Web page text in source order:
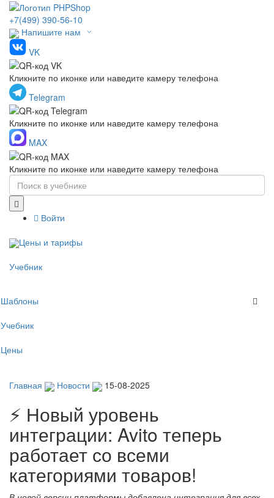
+7(499) 390-56-10
Напишите нам
VK
Кликните по иконке или наведите камеру телефона
Telegram
Кликните по иконке или наведите камеру телефона
MAX
Кликните по иконке или наведите камеру телефона
Войти
Цены и тарифы
Учебник
Шаблоны
Учебник
Цены
Главная Новости 15-08-2025
⚡ Новый уровень
интеграции: Avito теперь
работает со всеми
категориями товаров!